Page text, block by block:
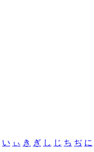
い ぃ き ぎ し じ ち ぢ に